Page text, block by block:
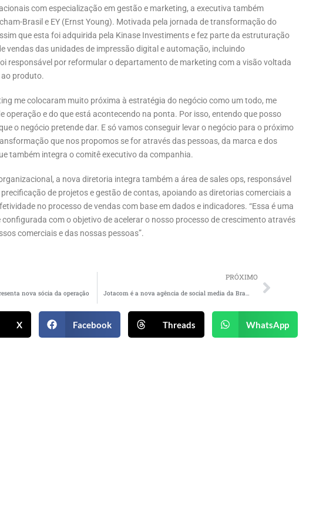
com especialização em gestão e marketing, a executiva também
Brasil e EY (Ernst Young). Motivada pela jornada de transformação do
que esta foi adquirida pela Kinase Investiments e fez parte da estruturação
vendas das unidades de impressão digital e automação, incluindo
responsável por reformular o departamento de marketing com a visão voltada
ao produto.
me colocaram muito próxima à estratégia do negócio como um todo, me
operação e do que está acontecendo na ponta. Por isso, entendo que posso
o negócio pretende dar. E só vamos conseguir levar o negócio para o próximo
que nos propomos se for através das pessoas, da marca e dos
também integra o comitê executivo da companhia.
a nova diretoria integra também a área de sales ops, responsável
de projetos e gestão de contas, apoiando as diretorias comerciais a
no processo de vendas com base em dados e indicadores. “Essa é uma
com o objetivo de acelerar o nosso processo de crescimento através
comerciais e das nossas pessoas”.
nova sócia da operação
PRÓXIMO
Jotacom é a nova agência de social media da Brasilprev
X Facebook Threads WhatsApp